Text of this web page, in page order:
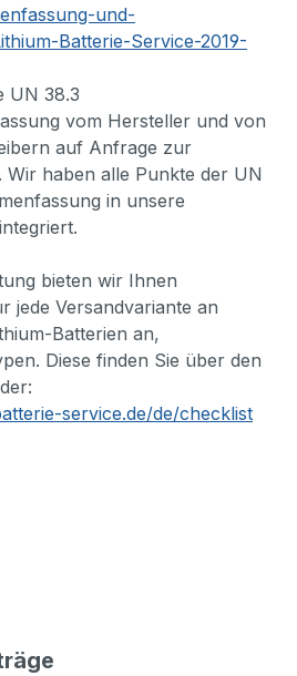
und-
Batterie-Service-2019-
UN 38.3
vom Hersteller und von
auf Anfrage zur
haben alle Punkte der UN
in unsere
bieten wir Ihnen
jede Versandvariante an
Batterien an,
Diese finden Sie über den
service.de/de/checklist